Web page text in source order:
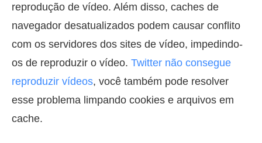
reprodução de vídeo. Além disso, caches de
navegador desatualizados podem causar conflito
com os servidores dos sites de vídeo, impedindo-
os de reproduzir o vídeo. Twitter não consegue
reproduzir vídeos, você também pode resolver
esse problema limpando cookies e arquivos em
cache.